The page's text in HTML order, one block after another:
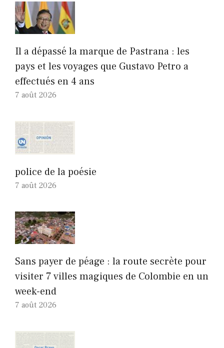
Il a dépassé la marque de Pastrana : les
pays et les voyages que Gustavo Petro a
effectués en 4 ans
7 août 2026
police de la poésie
7 août 2026
Sans payer de péage : la route secrète pour
visiter 7 villes magiques de Colombie en un
week-end
7 août 2026